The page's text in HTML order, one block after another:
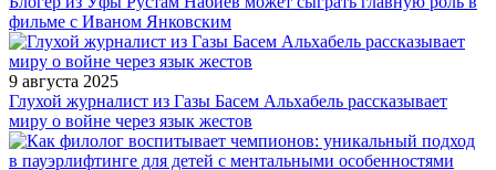
фильме с Иваном Янковским
9 августа 2025
Глухой журналист из Газы Басем Альхабель рассказывает
миру о войне через язык жестов